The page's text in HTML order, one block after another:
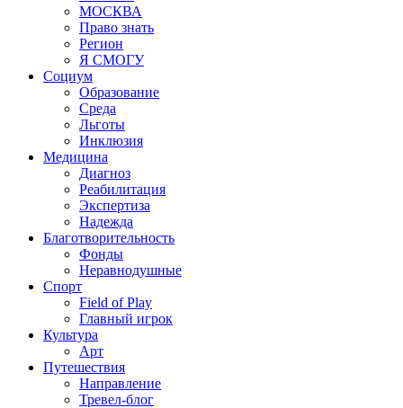
МОСКВА
Право знать
Регион
Я СМОГУ
Социум
Образование
Среда
Льготы
Инклюзия
Медицина
Диагноз
Реабилитация
Экспертиза
Надежда
Благотворительность
Фонды
Неравнодушные
Спорт
Field of Play
Главный игрок
Культура
Арт
Путешествия
Направление
Тревел-блог